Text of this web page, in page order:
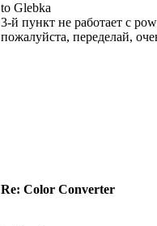
to Glebka
3-й пункт не работает с
пожалуйста, переделай,
Re: Color Converter